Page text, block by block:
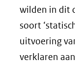
wilden in dit
soort
uitvoering
verklaren